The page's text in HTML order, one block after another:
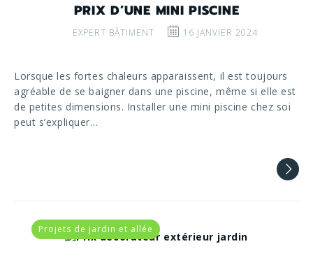
PRIX D’UNE MINI PISCINE
EXPERT BÂTIMENT 16 JANVIER 2024
Lorsque les fortes chaleurs apparaissent, il est toujours
agréable de se baigner dans une piscine, même si elle est
de petites dimensions. Installer une mini piscine chez soi
peut s’expliquer…
Projets de jardin et allée